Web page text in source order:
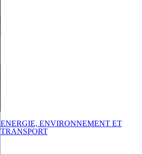
ENERGIE, ENVIRONNEMENT ET
TRANSPORT